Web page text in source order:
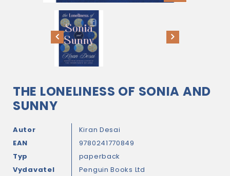
THE LONELINESS OF SONIA AND
SUNNY
Autor
Kiran Desai
EAN
9780241770849
Typ
paperback
Vydavatel
Penguin Books Ltd